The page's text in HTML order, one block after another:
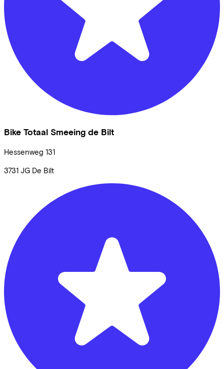
Bike Totaal Smeeing de Bilt
Hessenweg 131
3731 JG De Bilt